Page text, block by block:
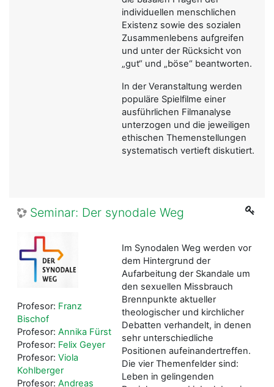
individuellen menschlichen
Existenz sowie des sozialen
Zusammenlebens aufgreifen
und unter der Rücksicht von
„gut“ und „böse“ beantworten.
In der Veranstaltung werden
populäre Spielfilme einer
ausführlichen Filmanalyse
unterzogen und die jeweiligen
ethischen Themenstellungen
systematisch vertieft diskutiert.
Seminar: Der synodale Weg
Im Synodalen Weg werden vor
dem Hintergrund der
Aufarbeitung der Skandale um
den sexuellen Missbrauch
Brennpunkte aktueller
theologischer und kirchlicher
Debatten verhandelt, in denen
sehr unterschiedliche
Positionen aufeinandertreffen.
Die vier Themenfelder sind:
Leben in gelingenden
Profesor: Franz
Bischof
Profesor: Annika Fürst
Profesor: Felix Geyer
Profesor: Viola
Kohlberger
Profesor: Andreas